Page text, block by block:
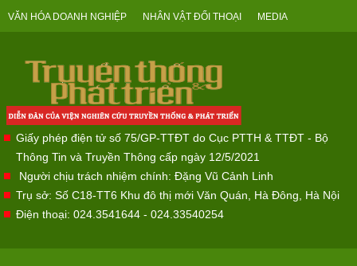
VĂN HÓA DOANH NGHIỆP NHÂN VẬT ĐỐI THOẠI MEDIA
Giấy phép điện tử số 75/GP-TTĐT do Cục PTTH & TTĐT - Bộ
Thông Tin và Truyền Thông cấp ngày 12/5/2021
Người chịu trách nhiệm chính: Đặng Vũ Cảnh Linh
Trụ sở: Số C18-TT6 Khu đô thị mới Văn Quán, Hà Đông, Hà Nội
Điện thoại: 024.3541644 - 024.33540254